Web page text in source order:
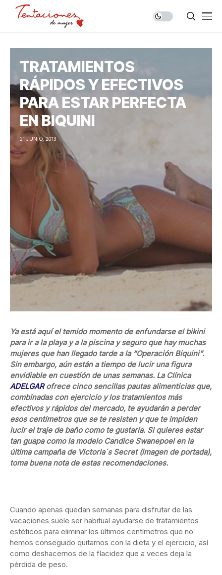
TRATAMIENTOS
RÁPIDOS Y EFECTIVOS
PARA ESTAR PERFECTA
EN BIQUINI
21 JUNIO, 2013
Ya está aquí el temido momento de enfundarse el bikini
para ir a la playa y a la piscina y seguro que hay muchas
mujeres que han llegado tarde a la “Operación Biquini”.
Sin embargo, aún están a tiempo de lucir una figura
envidiable en cuestión de unas semanas. La Clínica
ADELGARofrece cinco sencillas pautas alimenticias que,
combinadas con ejercicio y los tratamientos más
efectivos y rápidos del mercado, te ayudarán a perder
esos centímetros que se te resisten y que te impiden
lucir el traje de baño como te gustaría. Si quieres estar
tan guapa como la modelo Candice Swanepoel en la
última campaña de Victoria´s Secret (imagen de portada),
toma buena nota de estas recomendaciones.
Cuando apenas quedan semanas para disfrutar de las
vacaciones suele ser habitual ayudarse de tratamientos
estéticos para eliminar los últimos centímetros que no
hemos conseguido quitarnos con la dieta y el ejercicio, así
como deshacernos de la flacidez que a veces deja la
pérdida de peso.